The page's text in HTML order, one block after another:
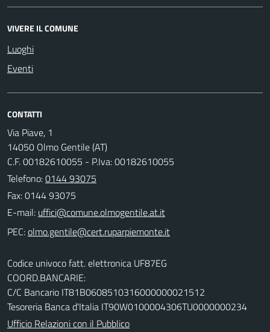
VIVERE IL COMUNE
Luoghi
Eventi
CONTATTI
Via Piave, 1
14050 Olmo Gentile (AT)
C.F. 00182610055 - P.Iva: 00182610055
Telefono:0144 93075
Fax: 0144 93075
E-mail:
PEC:
Codice univoco fatt. elettronica UF87EG
COORD.BANCARIE:
C/C Bancario IT81B0608510316000000021512
Tesoreria Banca d'Italia IT90W0100004306TU0000000234
Ufficio Relazioni con il Pubblico